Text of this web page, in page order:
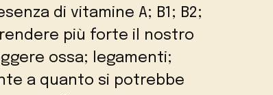
di vitamine A; B1; B2;
più forte il nostro
ossa; legamenti;
a quanto si potrebbe